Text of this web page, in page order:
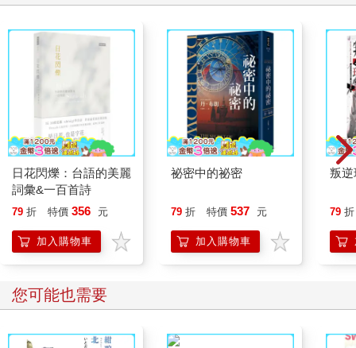
日花閃爍：台語的美麗
詞彙&一百首詩
79 折 特價 356 元
加入購物車
祕密中的祕密
79 折 特價 537 元
加入購物車
叛逆
79 折
您可能也需要